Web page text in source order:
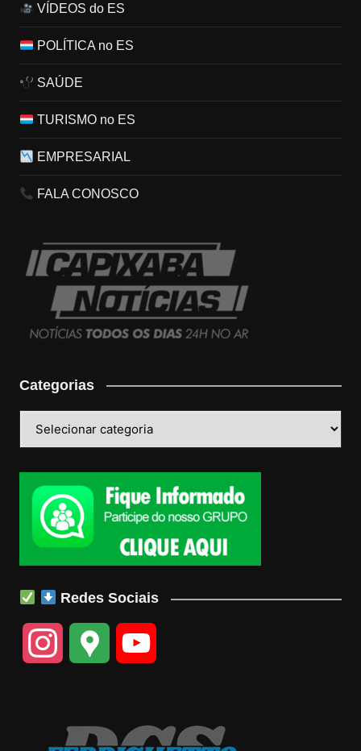
VÍDEOS do ES
POLÍTICA no ES
SAÚDE
TURISMO no ES
EMPRESARIAL
FALA CONOSCO
Categorias
Redes Sociais
s